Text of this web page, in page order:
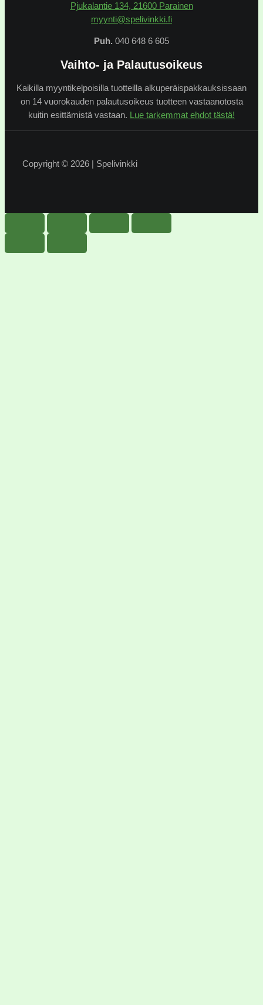
Pjukalantie 134, 21600 Parainen
myynti@spelivinkki.fi
Puh. 040 648 6 605
Vaihto- ja Palautusoikeus
Kaikilla myyntikelpoisilla tuotteilla alkuperäispakkauksissaan
on 14 vuorokauden palautusoikeus tuotteen vastaanotosta
kuitin esittämistä vastaan. Lue tarkemmat ehdot tästä!
Copyright © 2026 | Spelivinkki